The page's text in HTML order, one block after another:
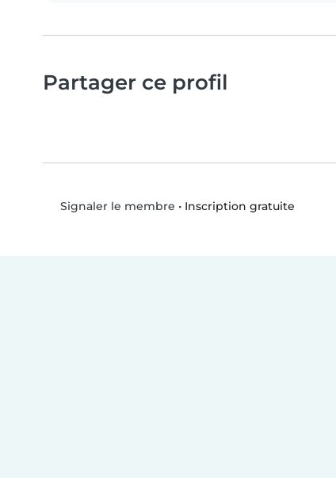
Partager ce profil
Signaler le membre • Inscription gratuite